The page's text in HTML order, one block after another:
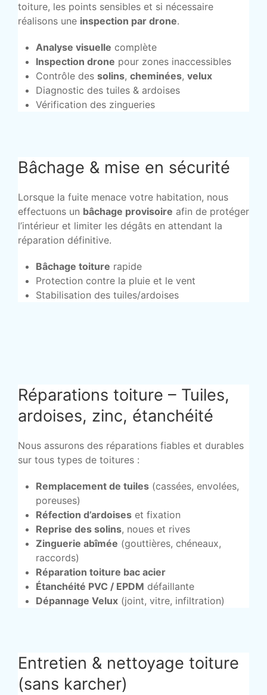
toiture, les points sensibles et si nécessaire
réalisons une inspection par drone.
Analyse visuelle complète
Inspection drone pour zones inaccessibles
Contrôle des solins, cheminées, velux
Diagnostic des tuiles & ardoises
Vérification des zingueries
Bâchage & mise en sécurité
Lorsque la fuite menace votre habitation, nous
effectuons un bâchage provisoire afin de protéger
l’intérieur et limiter les dégâts en attendant la
réparation définitive.
Bâchage toiture rapide
Protection contre la pluie et le vent
Stabilisation des tuiles/ardoises
Réparations toiture – Tuiles,
ardoises, zinc, étanchéité
Nous assurons des réparations fiables et durables
sur tous types de toitures :
Remplacement de tuiles (cassées, envolées,
poreuses)
Réfection d’ardoises et fixation
Reprise des solins, noues et rives
Zinguerie abîmée (gouttières, chéneaux,
raccords)
Réparation toiture bac acier
Étanchéité PVC / EPDM défaillante
Dépannage Velux (joint, vitre, infiltration)
Entretien & nettoyage toiture
(sans karcher)